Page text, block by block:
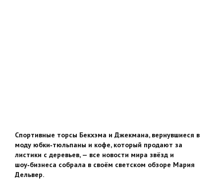
Спортивные торсы Бекхэма и Джекмана, вернувшиеся в
моду юбки‑тюльпаны и кофе, который продают за
листики с деревьев, — все новости мира звёзд и
шоу‑бизнеса собрала в своём светском обзоре Мария
Дельвер.